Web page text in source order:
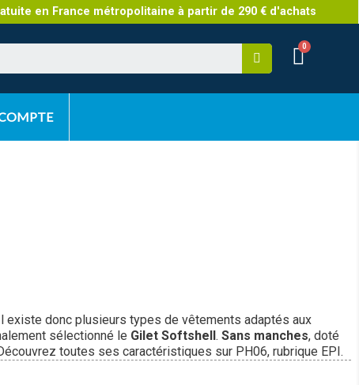
en France métropolitaine à partir de 290 € d'achats
donc plusieurs types de vêtements adaptés aux
sélectionné le Gilet Softshell . Sans manches, doté
toutes ses caractéristiques sur PH06, rubrique EPI.